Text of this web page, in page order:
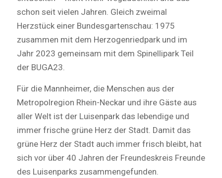
schon seit vielen Jahren. Gleich zweimal
Herzstück einer Bundesgartenschau: 1975
zusammen mit dem Herzogenriedpark und im
Jahr 2023 gemeinsam mit dem Spinellipark Teil
der BUGA23.
Für die Mannheimer, die Menschen aus der
Metropolregion Rhein-Neckar und ihre Gäste aus
aller Welt ist der Luisenpark das lebendige und
immer frische grüne Herz der Stadt. Damit das
grüne Herz der Stadt auch immer frisch bleibt, hat
sich vor über 40 Jahren der Freundeskreis Freunde
des Luisenparks zusammengefunden.